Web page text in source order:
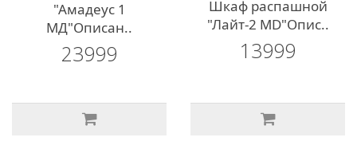
"Амадеус 1
МД"Описан..
23999
Шкаф распашной
"Лайт-2 MD"Опис..
13999